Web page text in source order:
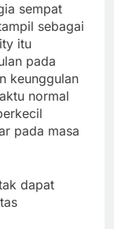
sempat
sebagai
itu
pada
keunggulan
normal
pada masa
dapat